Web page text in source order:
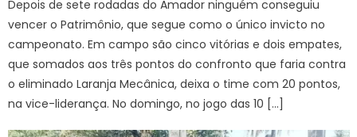
Depois de sete rodadas do Amador ninguém conseguiu
vencer o Patrimônio, que segue como o único invicto no
campeonato. Em campo são cinco vitórias e dois empates,
que somados aos três pontos do confronto que faria contra
o eliminado Laranja Mecânica, deixa o time com 20 pontos,
na vice-liderança. No domingo, no jogo das 10 […]